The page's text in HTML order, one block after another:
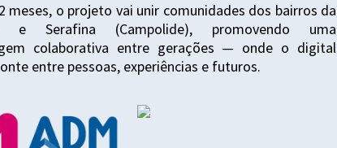
meses, o projeto vai unir comunidades dos bairros da
e Serafina (Campolide), promovendo uma
colaborativa entre gerações — onde o digital
entre pessoas, experiências e futuros.